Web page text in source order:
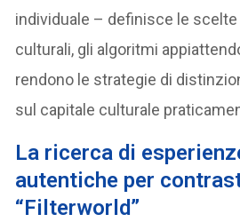
individuale – definisce le
culturali, gli algoritmi
rendono le strategie di
sul capitale culturale
La ricerca di
autentiche per
“Filterworld”